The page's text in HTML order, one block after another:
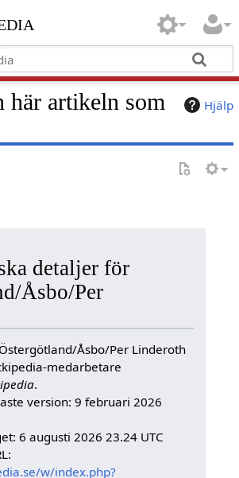
Hjälp
här artikeln som
detaljer för
Åsbo/Per
Åsbo/Per Linderoth
medarbetare
.
version: 9 februari 2026
6 augusti 2026 23.24 UTC
w/index.php?